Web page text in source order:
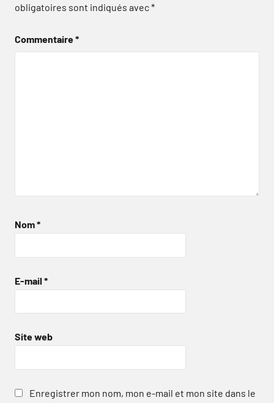
obligatoires sont indiqués avec*
Commentaire*
Nom*
E-mail *
Site web
Enregistrer mon nom, mon e-mail et mon site dans le